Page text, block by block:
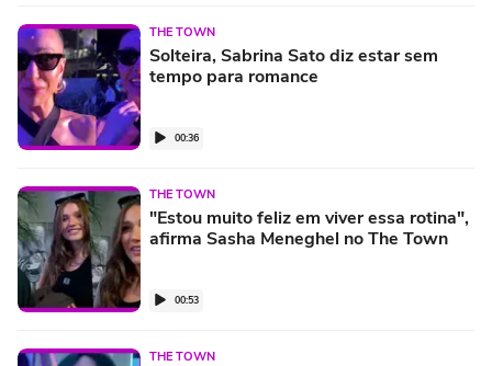
THE TOWN
Solteira, Sabrina Sato diz estar sem
tempo para romance
00:36
THE TOWN
"Estou muito feliz em viver essa rotina",
afirma Sasha Meneghel no The Town
00:53
THE TOWN